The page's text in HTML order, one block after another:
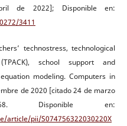
de 2022]; Disponible en:
3411
technostress, technological
school support and
modeling. Computers in
de 2020 [citado 24 de marzo
Disponible en:
article/pii/S074756322030220X